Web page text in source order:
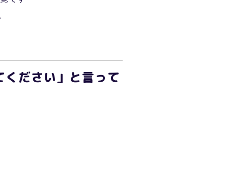
ださい」と言って